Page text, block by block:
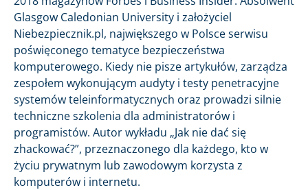
Glasgow Caledonian University i założyciel
Niebezpiecznik.pl, największego w Polsce serwisu
poświęconego tematyce bezpieczeństwa
komputerowego. Kiedy nie pisze artykułów, zarządza
zespołem wykonującym audyty i testy penetracyjne
systemów teleinformatycznych oraz prowadzi silnie
techniczne szkolenia dla administratorów i
programistów. Autor wykładu „Jak nie dać się
zhackować?”, przeznaczonego dla każdego, kto w
życiu prywatnym lub zawodowym korzysta z
komputerów i internetu.